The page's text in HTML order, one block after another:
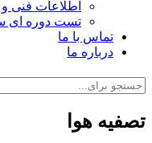
اطلاعات فنی و
تست دوره ای
تماس با ما
درباره ما
تصفیه هوا